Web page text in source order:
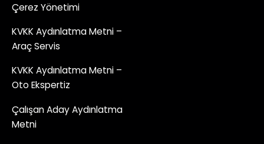
Çerez Yönetimi
KVKK Aydınlatma Metni –
Araç Servis
KVKK Aydınlatma Metni –
Oto Ekspertiz
Çalışan Aday Aydınlatma
Metni